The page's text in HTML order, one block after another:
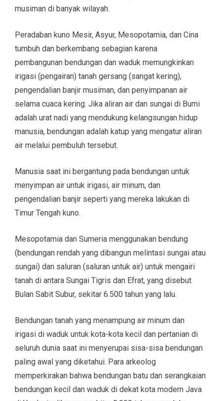
musiman di banyak wilayah.
Peradaban kuno Mesir, Asyur, Mesopotamia, dan Cina
tumbuh dan berkembang sebagian karena
pembangunan bendungan dan waduk memungkinkan
irigasi (pengairan) tanah gersang (sangat kering),
pengendalian banjir musiman, dan penyimpanan air
selama cuaca kering. Jika aliran air dan sungai di Bumi
adalah urat nadi yang mendukung kelangsungan hidup
manusia, bendungan adalah katup yang mengatur aliran
air melalui pembuluh tersebut.
Manusia saat ini bergantung pada bendungan untuk
menyimpan air untuk irigasi, air minum, dan
pengendalian banjir seperti yang mereka lakukan di
Timur Tengah kuno.
Mesopotamia dan Sumeria menggunakan bendung
(bendungan rendah yang dibangun melintasi sungai atau
sungai) dan saluran (saluran untuk air) untuk mengairi
tanah di antara Sungai Tigris dan Efrat, yang disebut
Bulan Sabit Subur, sekitar 6.500 tahun yang lalu.
Bendungan tanah yang menampung air minum dan
irigasi di waduk untuk kota-kota kecil dan pertanian di
seluruh dunia saat ini menyerupai sisa-sisa bendungan
paling awal yang diketahui. Para arkeolog
memperkirakan bahwa bendungan batu dan serangkaian
bendungan kecil dan waduk di dekat kota modern Java